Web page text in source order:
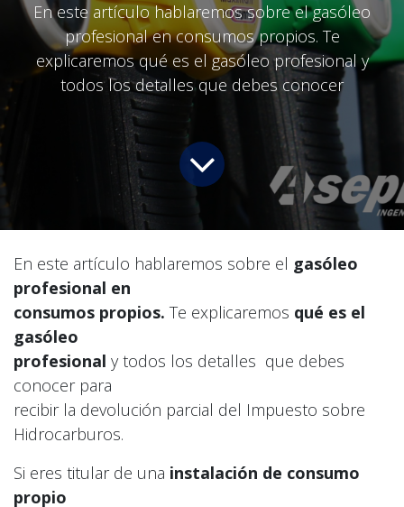
En este artículo hablaremos sobre el gasóleo
profesional en consumos propios. Te
explicaremos qué es el gasóleo profesional y
todos los detalles que debes conocer
En este artículo hablaremos sobre el gasóleo
profesional en
consumos propios. Te explicaremos qué es el
gasóleo
profesional y todos los detalles que debes
conocer para
recibir la devolución parcial del Impuesto sobre
Hidrocarburos.
Si eres titular de una instalación de consumo
propio